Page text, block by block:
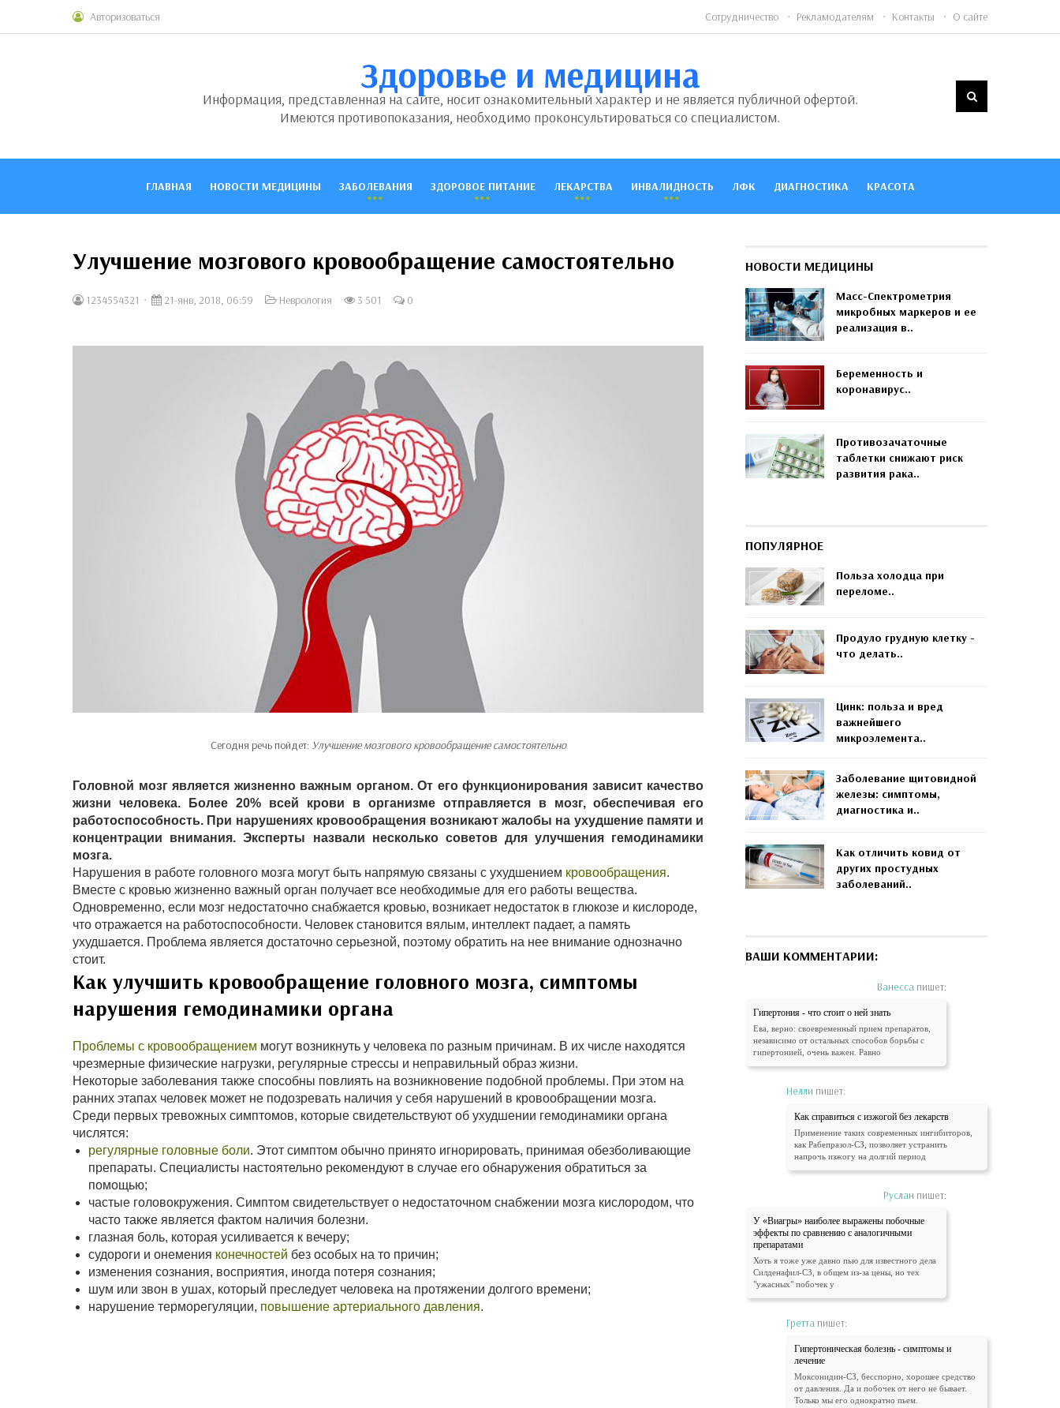
Авторизоваться Сотрудничество Рекламодателям Контакты О сайте
Здоровье и медицина
Информация, представленная на сайте, носит ознакомительный характер и не является публичной офертой.
Имеются противопоказания, необходимо проконсультироваться со специалистом.
ГЛАВНАЯ НОВОСТИ МЕДИЦИНЫ ЗАБОЛЕВАНИЯ ЗДОРОВОЕ ПИТАНИЕ ЛЕКАРСТВА ИНВАЛИДНОСТЬ ЛФК ДИАГНОСТИКА КРАСОТА
Улучшение мозгового кровообращение самостоятельно
1234554321 21-янв, 2018, 06:59 Неврология 3 501 0
Сегодня речь пойдет: Улучшение мозгового кровообращение самостоятельно
Головной мозг является жизненно важным органом. От его функционирования зависит качество
жизни человека. Более 20% всей крови в организме отправляется в мозг, обеспечивая его
работоспособность. При нарушениях кровообращения возникают жалобы на ухудшение памяти и
концентрации внимания. Эксперты назвали несколько советов для улучшения гемодинамики
мозга.
Нарушения в работе головного мозга могут быть напрямую связаны с ухудшением кровообращения.
Вместе с кровью жизненно важный орган получает все необходимые для его работы вещества.
Одновременно, если мозг недостаточно снабжается кровью, возникает недостаток в глюкозе и кислороде,
что отражается на работоспособности. Человек становится вялым, интеллект падает, а память
ухудшается. Проблема является достаточно серьезной, поэтому обратить на нее внимание однозначно
стоит.
Как улучшить кровообращение головного мозга, симптомы
нарушения гемодинамики органа
Проблемы с кровообращением могут возникнуть у человека по разным причинам. В их числе находятся
чрезмерные физические нагрузки, регулярные стрессы и неправильный образ жизни.
Некоторые заболевания также способны повлиять на возникновение подобной проблемы. При этом на
ранних этапах человек может не подозревать наличия у себя нарушений в кровообращении мозга.
Среди первых тревожных симптомов, которые свидетельствуют об ухудшении гемодинамики органа
числятся:
регулярные головные боли. Этот симптом обычно принято игнорировать, принимая обезболивающие
препараты. Специалисты настоятельно рекомендуют в случае его обнаружения обратиться за
помощью;
частые головокружения. Симптом свидетельствует о недостаточном снабжении мозга кислородом, что
часто также является фактом наличия болезни.
глазная боль, которая усиливается к вечеру;
судороги и онемения конечностей без особых на то причин;
изменения сознания, восприятия, иногда потеря сознания;
шум или звон в ушах, который преследует человека на протяжении долгого времени;
нарушение терморегуляции, повышение артериального давления.
НОВОСТИ МЕДИЦИНЫ
Масс-Спектрометрия
микробных маркеров и ее
реализация в..
Беременность и
коронавирус..
Противозачаточные
таблетки снижают риск
развития рака..
ПОПУЛЯРНОЕ
Польза холодца при
переломе..
Продуло грудную клетку -
что делать..
Цинк: польза и вред
важнейшего
микроэлемента..
Заболевание щитовидной
железы: симптомы,
диагностика и..
Как отличить ковид от
других простудных
заболеваний..
ВАШИ КОММЕНТАРИИ:
Ванесса пишет:
Гипертония - что стоит о ней знать
Ева, верно: своевременный прием препаратов,
независимо от остальных способов борьбы с
гипертонией, очень важен. Равно
Нелли пишет:
Как справиться с изжогой без лекарств
Применение таких современных ингибиторов,
как Рабепразол-СЗ, позволяет устранить
напрочь изжогу на долгий период
Руслан пишет:
У «Виагры» наиболее выражены побочные
эффекты по сравнению с аналогичными
препаратами
Хоть я тоже уже давно пью для известного дела
Силденафил-СЗ, в общем из-за цены, но тех
"ужасных" побочек у
Гретта пишет:
Гипертоническая болезнь - симптомы и
лечение
Моксонидин-СЗ, бесспорно, хорошее средство
от давления. Да и побочек от него не бывает.
Только мы его однократно пьем.